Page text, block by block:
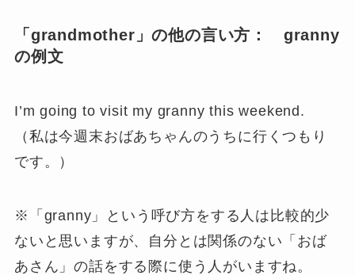
「grandmother」の他の言い方： granny
の例文
I’m going to visit my granny this weekend.
（私は今週末おばあちゃんのうちに行くつもり
です。）
※「granny」という呼び方をする人は比較的少
ないと思いますが、自分とは関係のない「おば
あさん」の話をする際に使う人がいますね。